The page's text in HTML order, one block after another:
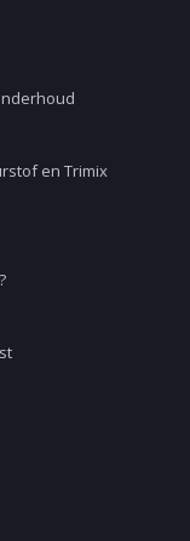
en Trimix